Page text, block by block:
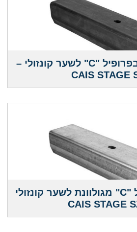
קורה קונזולית בפרופיל "C" לשער קונזולי –
CAIS STAGE
מסילה בפרופיל "C" מגולוונת לשער קונזולי